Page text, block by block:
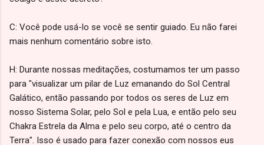
C: Você pode usá-lo se você se sentir guiado. Eu não farei
mais nenhum comentário sobre isto.
H: Durante nossas meditações, costumamos ter um passo
para "visualizar um pilar de Luz emanando do Sol Central
Galático, então passando por todos os seres de Luz em
nosso Sistema Solar, pelo Sol e pela Lua, e então pelo seu
Chakra Estrela da Alma e pelo seu corpo, até o centro da
Terra". Isso é usado para fazer conexão com nossos eus